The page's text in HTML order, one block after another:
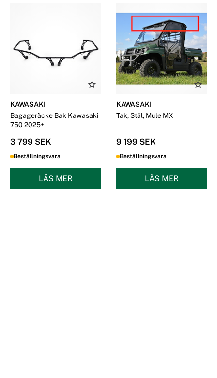
KAWASAKI
Bagageräcke Bak Kawasaki
750 2025+
3 799 SEK
Beställningsvara
LÄS MER
KAWASAKI
Tak, Stål, Mule MX
9 199 SEK
Beställningsvara
LÄS MER